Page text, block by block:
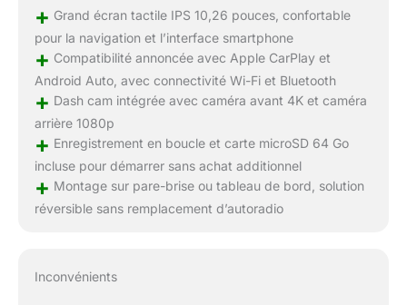
corresponde à votre
modèle de voiture ou
affichez une photo de
famille chérie.
【Compatibilité
universelle】Le
voiture CARPURIDE de
10,26 pouces est
exceptionnellement
un connecteur Type-C
+ Grand écran tactile IPS 10,26 pouces, confortable
pour la navigation et l’interface smartphone
+ Compatibilité annoncée avec Apple CarPlay et
Android Auto, avec connectivité Wi-Fi et Bluetooth
+ Dash cam intégrée avec caméra avant 4K et caméra
arrière 1080p
+ Enregistrement en boucle et carte microSD 64 Go
incluse pour démarrer sans achat additionnel
+ Montage sur pare-brise ou tableau de bord, solution
réversible sans remplacement d’autoradio
Inconvénients